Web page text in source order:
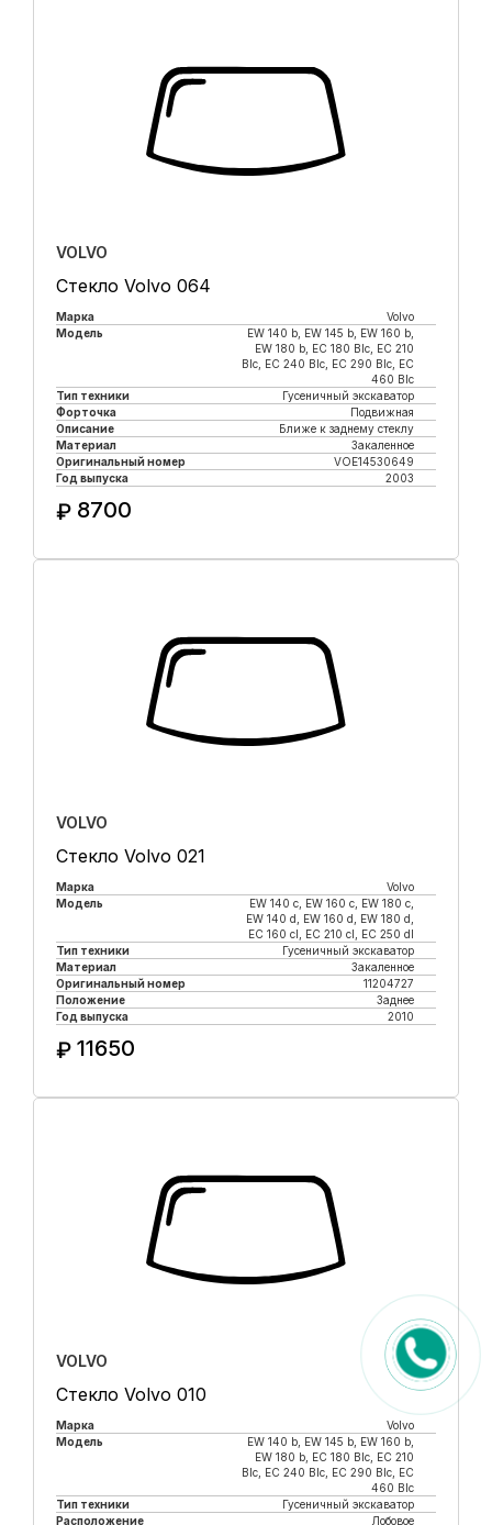
VOLVO
Стекло Volvo 064
Марка
Volvo
Модель
EW 140 b, EW 145 b, EW 160 b,
EW 180 b, EC 180 Blc, EC 210
Blc, EC 240 Blc, EC 290 Blc, EC
460 Blc
Тип техники
Гусеничный экскаватор
Форточка
Подвижная
Описание
Ближе к заднему стеклу
Материал
Закаленное
Оригинальный номер
VOE14530649
Год выпуска
2003
₽ 8700
VOLVO
Стекло Volvo 021
Марка
Volvo
Модель
EW 140 с, EW 160 с, EW 180 c,
EW 140 d, EW 160 d, EW 180 d,
EC 160 cl, EC 210 cl, EC 250 dl
Тип техники
Гусеничный экскаватор
Материал
Закаленное
Оригинальный номер
11204727
Положение
Заднее
Год выпуска
2010
₽ 11650
VOLVO
Стекло Volvo 010
Марка
Volvo
Модель
EW 140 b, EW 145 b, EW 160 b,
EW 180 b, EC 180 Blc, EC 210
Blc, EC 240 Blc, EC 290 Blc, EC
460 Blc
Тип техники
Гусеничный экскаватор
Расположение
Лобовое